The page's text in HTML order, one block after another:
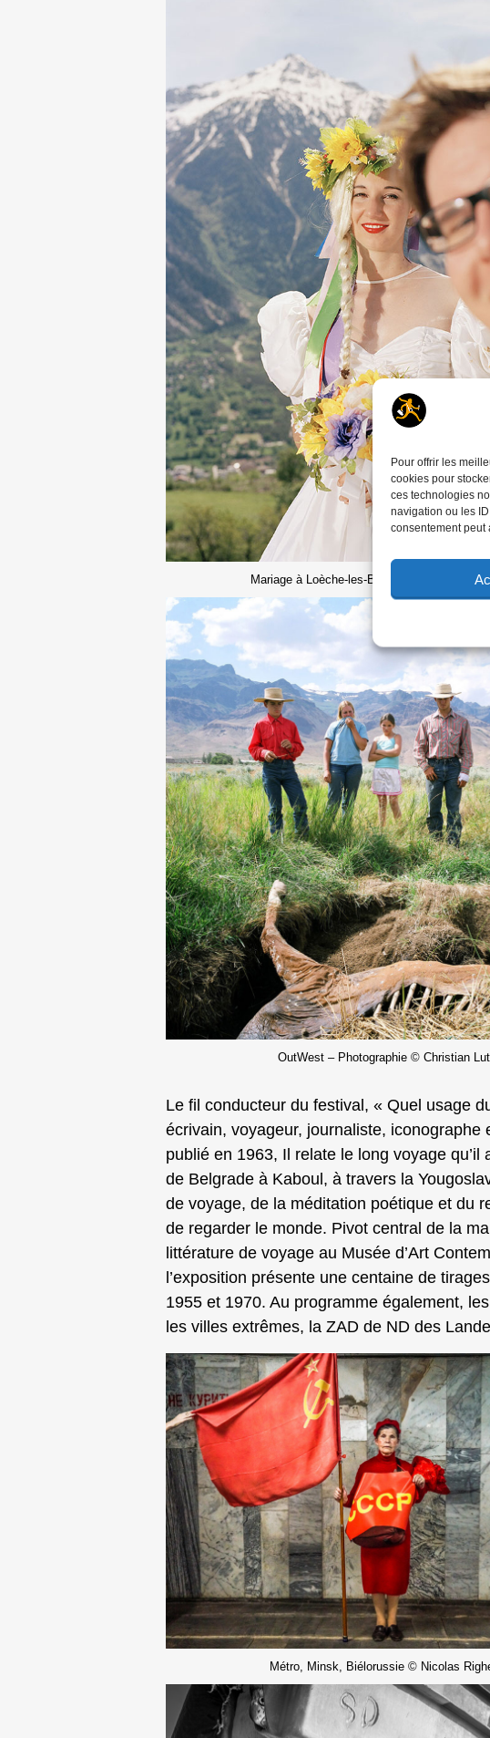
Pour offrir les
cookies pour
ces technologies
navigation ou les
consentement peut
Mariage à Loèche-les-Bains, 2012 © Romain
OutWest – Photographie © Christian
Le fil conducteur du festival, « Quel usage
écrivain, voyageur, journaliste, iconographe
publié en 1963, Il relate le long voyage
de Belgrade à Kaboul, à travers la
de voyage, de la méditation poétique et du
de regarder le monde. Pivot central de la
littérature de voyage au Musée d’Art
l’exposition présente une centaine de
1955 et 1970. Au programme également,
les villes extrêmes, la ZAD de ND des
Métro, Minsk, Biélorussie © Nicolas